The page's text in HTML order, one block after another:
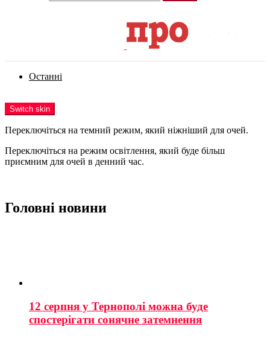
Останні
Switch skin
Переключіться на темний режим, який ніжніший для очей.
Переключіться на режим освітлення, який буде більш
приємним для очей в денний час.
Головні новини
12 серпня у Тернополі можна буде
спостерігати сонячне затемнення